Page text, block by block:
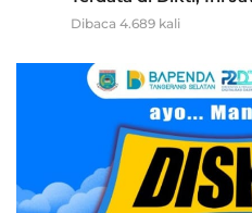
Dibaca 4.689 kali